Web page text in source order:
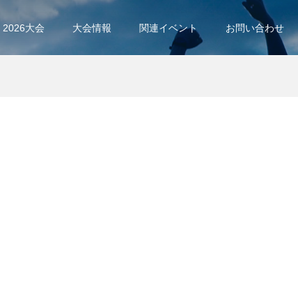
2026大会 大会情報 関連イベント お問い合わせ